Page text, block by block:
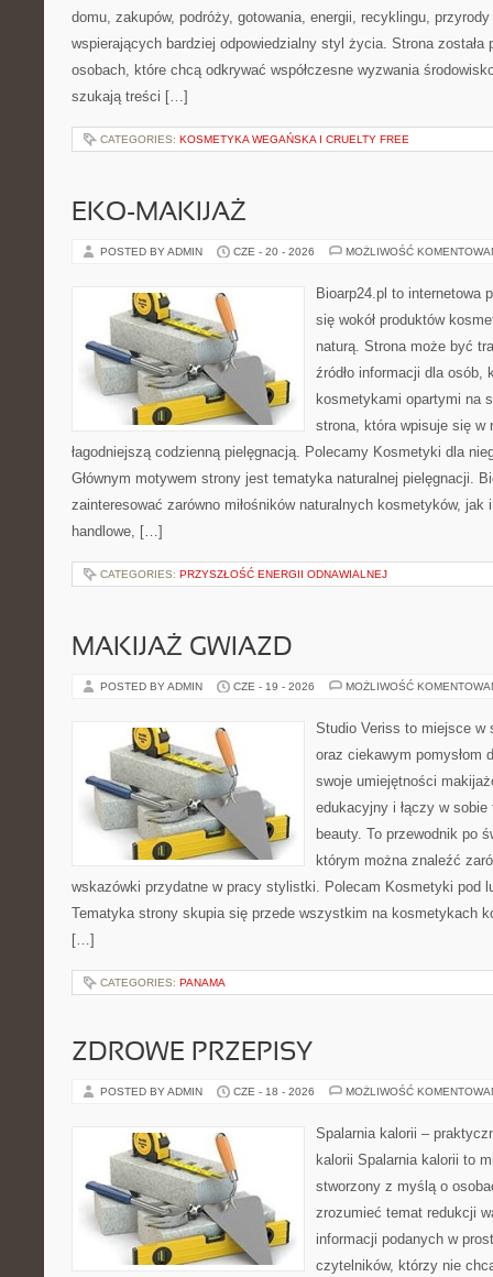
domu, zakupów, podróży, gotowania, energii, recyklingu,
wspierających bardziej odpowiedzialny styl życia. Strona została
osobach, które chcą odkrywać współczesne wyzwania
szukają treści […]
CATEGORIES: KOSMETYKA WEGAŃSKA I CRUELTY FREE
EKO-MAKIJAŻ
POSTED BY ADMIN CZE - 20 - 2026 MOŻLIWOŚĆ
Bioarp24.pl to internetowa
się wokół produktów
naturą. Strona może być
źródło informacji dla osób,
kosmetykami opartymi na
strona, która wpisuje się w
łagodniejszą codzienną pielęgnacją. Polecamy Kosmetyki dla
Głównym motywem strony jest tematyka naturalnej pielęgnacji.
zainteresować zarówno miłośników naturalnych kosmetyków, jak
handlowe, […]
CATEGORIES: PRZYSZŁOŚĆ ENERGII ODNAWIALNEJ
MAKIJAŻ GWIAZD
POSTED BY ADMIN CZE - 19 - 2026 MOŻLIWOŚĆ
Studio Veriss to miejsce w
oraz ciekawym pomysłom
swoje umiejętności
edukacyjny i łączy w
beauty. To przewodnik po
którym można znaleźć
wskazówki przydatne w pracy stylistki. Polecam Kosmetyki pod
Tematyka strony skupia się przede wszystkim na kosmetykach
[…]
CATEGORIES: PANAMA
ZDROWE PRZEPISY
POSTED BY ADMIN CZE - 18 - 2026 MOŻLIWOŚĆ
Spalarnia kalorii –
kalorii Spalarnia kalorii to
stworzony z myślą o
zrozumieć temat redukcji
informacji podanych w
czytelników, którzy nie